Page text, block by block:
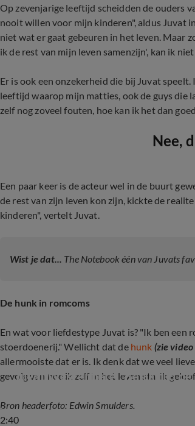
Op zevenjarige leeftijd scheidden de ouders
nooit willen voor mijn kinderen", aldus Juvat
niet wat er gaat gebeuren in het leven. Maar
ik de rest van mijn leven samenzijn', kan ik
Er is ook een onzekerheid die bij Juvat
leeftijd waarop mijn matties, ook de guys die
zelf nog zoveel fouten, hoe kan ik het dan
Nee,
Een paar keer is de acteur wel in de buurt
de rest van zijn leven kon zijn, kickte de
kinderen", vertelt Juvat.
Wist je dat... The Notebook één van Juvats
De hunk in romcoms
En wat voor liefdestype Juvat is? "Ik ben een
stoerdoenerij." Wellicht dat de hunk (zie
allermooiste dat er is. Ik denk dat we veel
gevolg van hoe ik zelf in het leven sta. Ik
2:40
Juvat Westenberg: 'Ben altijd
Bron headerfoto: Edwin Smulders.